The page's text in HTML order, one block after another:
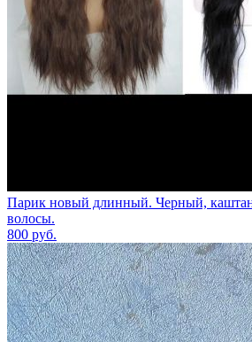
Парик новый длинный. Черный,
волосы.
800 руб.